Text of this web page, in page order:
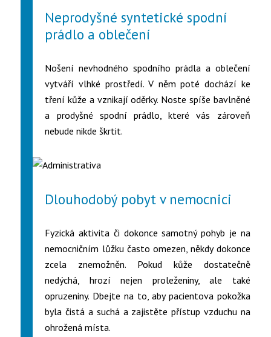
Neprodyšné syntetické spodní
prádlo a oblečení
Nošení nevhodného spodního prádla a oblečení
vytváří vlhké prostředí. V něm poté dochází ke
tření kůže a vznikají oděrky. Noste spíše bavlněné
a prodyšné spodní prádlo, které vás zároveň
nebude nikde škrtit.
Dlouhodobý pobyt v nemocnici
Fyzická aktivita či dokonce samotný pohyb je na
nemocničním lůžku často omezen, někdy dokonce
zcela znemožněn. Pokud kůže dostatečně
nedýchá, hrozí nejen proleženiny, ale také
opruzeniny. Dbejte na to, aby pacientova pokožka
byla čistá a suchá a zajistěte přístup vzduchu na
ohrožená místa.